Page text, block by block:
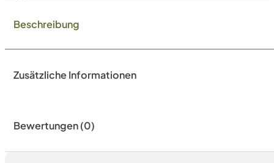
Beschreibung
Zusätzliche Informationen
Bewertungen (0)